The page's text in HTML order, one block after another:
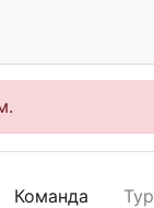
Команда